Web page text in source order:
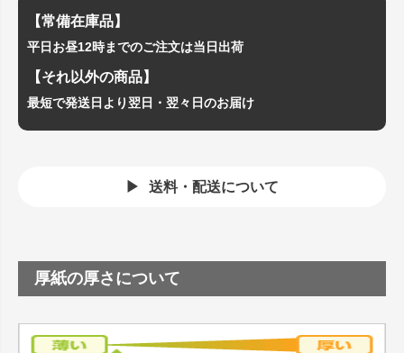
【常備在庫品】
平日お昼12時までのご注文は当日出荷
【それ以外の商品】
最短で発送日より翌日・翌々日のお届け
送料・配送について
厚紙の厚さについて